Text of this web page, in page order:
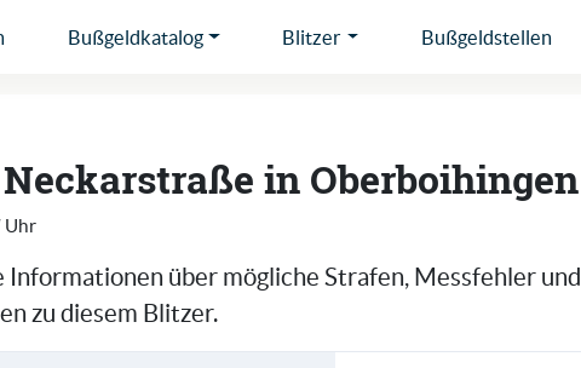
Bußgeldkatalog Blitzer Bußgeldstellen
in Oberboihingen
Uhr
über mögliche Strafen, Messfehler und
zu diesem Blitzer.